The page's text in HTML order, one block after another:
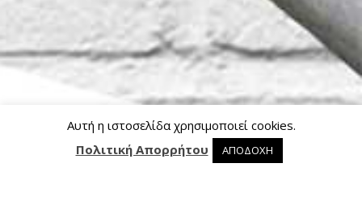
0 0 προϊόντα στο καλάθι
Αυτή η ιστοσελίδα χρησιμοποιεί cookies.
Πολιτική Απορρήτου
ΑΠΟΔΟΧΗ